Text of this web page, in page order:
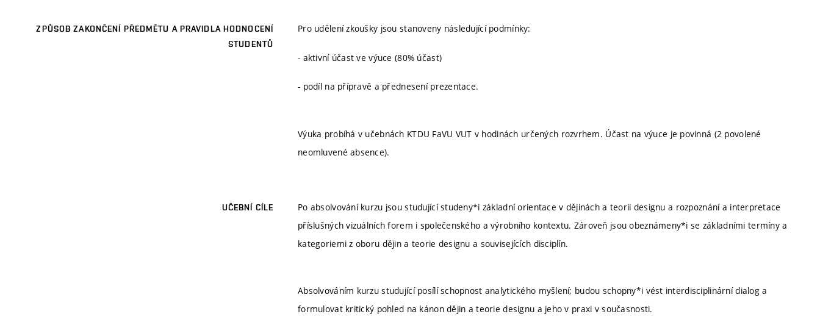
ZPŮSOB ZAKONČENÍ PŘEDMĚTU A PRAVIDLA HODNOCENÍ
STUDENTŮ
Pro udělení zkoušky jsou stanoveny následující podmínky:
- aktivní účast ve výuce (80% účast)
- podíl na přípravě a přednesení prezentace.
Výuka probíhá v učebnách KTDU FaVU VUT v hodinách určených rozvrhem. Účast na výuce je povinná (2 povolené
neomluvené absence).
UČEBNÍ CÍLE
Po absolvování kurzu jsou studující studeny*i základní orientace v dějinách a teorii designu a rozpoznání a interpretace
příslušných vizuálních forem i společenského a výrobního kontextu. Zároveň jsou obeznámeny*i se základními termíny a
kategoriemi z oboru dějin a teorie designu a souvisejících disciplín.
Absolvováním kurzu studující posílí schopnost analytického myšlení; budou schopny*i vést interdisciplinární dialog a
formulovat kritický pohled na kánon dějin a teorie designu a jeho v praxi v současnosti.